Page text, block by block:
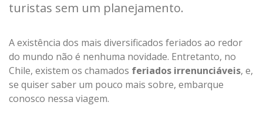
turistas sem um planejamento.
A existência dos mais diversificados feriados ao redor
do mundo não é nenhuma novidade. Entretanto, no
Chile, existem os chamados feriados irrenunciáveis, e,
se quiser saber um pouco mais sobre, embarque
conosco nessa viagem.